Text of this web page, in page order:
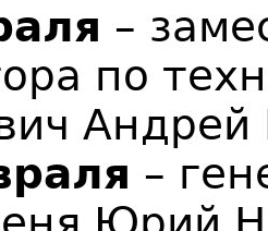
–
по
Андрей
–